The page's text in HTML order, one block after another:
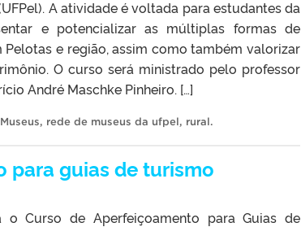
A atividade é voltada para estudantes da
e potencializar as múltiplas formas de
e região, assim como também valorizar
O curso será ministrado pelo professor
André Maschke Pinheiro. […]
, rede de museus da ufpel, rural.
para guias de turismo
o Curso de Aperfeiçoamento para Guias de